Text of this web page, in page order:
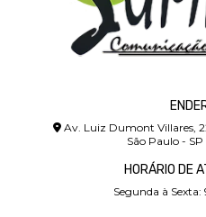
Av. Luiz Dumont Villares,
São Paulo -
HORÁRIO DE
Segunda à